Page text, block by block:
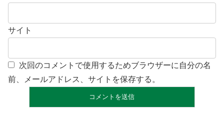
サイト
次回のコメントで使用するためブラウザーに自分の名
前、メールアドレス、サイトを保存する。